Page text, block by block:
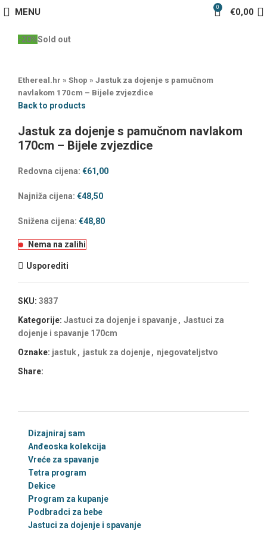
MENU 0 €0,00
-20%Sold out
Ethereal.hr » Shop » Jastuk za dojenje s pamučnom
navlakom 170cm – Bijele zvjezdice
Back to products
Jastuk za dojenje s pamučnom navlakom
170cm – Bijele zvjezdice
Redovna cijena: €61,00
Najniža cijena: €48,50
Snižena cijena: €48,80
Nema na zalihi
Usporediti
SKU: 3837
Kategorije: Jastuci za dojenje i spavanje, Jastuci za
dojenje i spavanje 170cm
Oznake: jastuk, jastuk za dojenje, njegovateljstvo
Share:
Dizajniraj sam
Anđeoska kolekcija
Vreće za spavanje
Tetra program
Dekice
Program za kupanje
Podbradci za bebe
Jastuci za dojenje i spavanje